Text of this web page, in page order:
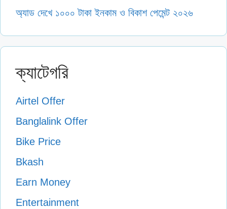
অ্যাড দেখে ১০০০ টাকা ইনকাম ও বিকাশ পেমেন্ট ২০২৬
ক্যাটেগরি
Airtel Offer
Banglalink Offer
Bike Price
Bkash
Earn Money
Entertainment